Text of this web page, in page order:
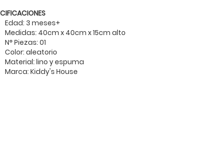
Edad: 3 meses+
Medidas: 40cm x 40cm x 15cm alto
N° Piezas: 01
Color: aleatorio
Material: lino y espuma
Marca: Kiddy's House